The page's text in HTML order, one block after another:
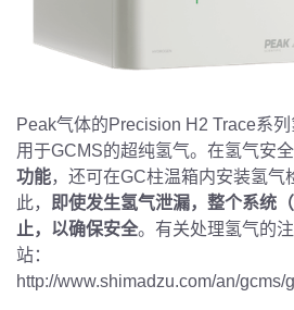
Peak气体的Precision H2 Trace系
用于GCMS的超纯氢气。在氢气安
功能，还可在GC柱温箱内安装氢气
此，
即使发生氢气泄漏，整个系统
止，以确保安全。有关处理氢气的
站：
http://www.shimadzu.com/an/gcms/